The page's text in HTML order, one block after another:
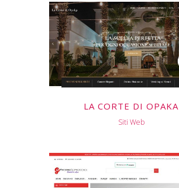
LA CORTE DI OPAKA
Siti Web